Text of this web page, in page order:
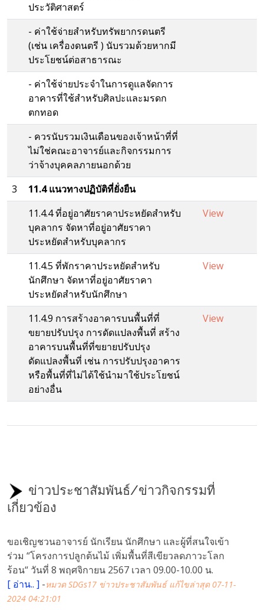
ประวัติศาสตร์
- ค่าใช้จ่ายสำหรับทรัพยากรดนตรี
(เช่น เครื่องดนตรี ) นับรวมด้วยหากมี
ประโยชน์ต่อสาธารณะ
- ค่าใช้จ่ายประจำในการดูแลจัดการ
อาคารที่ใช้สำหรับศิลปะและมรดก
ตกทอด
- ควรนับรวมเงินเดือนของเจ้าหน้าที่ที่
ไม่ใช่คณะอาจารย์และกิจกรรมการ
ว่าจ้างบุคคลภายนอกด้วย
3
11.4 แนวทางปฏิบัติที่ยั่งยืน
11.4.4 ที่อยู่อาศัยราคาประหยัดสำหรับ
บุคลากร จัดหาที่อยู่อาศัยราคา
ประหยัดสำหรับบุคลากร
View
11.4.5 ที่พักราคาประหยัดสำหรับ
นักศึกษา จัดหาที่อยู่อาศัยราคา
ประหยัดสำหรับนักศึกษา
View
11.4.9 การสร้างอาคารบนพื้นที่ที่
ขยายปรับปรุง การดัดแปลงพื้นที่ สร้าง
อาคารบนพื้นที่ที่ขยายปรับปรุง
ดัดแปลงพื้นที่ เช่น การปรับปรุงอาคาร
หรือพื้นที่ที่ไม่ได้ใช้นำมาใช้ประโยชน์
อย่างอื่น
View
ข่าวประชาสัมพันธ์/ข่าวกิจกรรมที่
เกี่ยวข้อง
ขอเชิญชวนอาจารย์ นักเรียน นักศึกษา และผู้ที่สนใจเข้า
ร่วม “โครงการปลูกต้นไม้ เพิ่มพื้นที่สีเขียวลดภาวะโลก
ร้อน“ วันที่ 8 พฤศจิกายน 2567 เวลา 09.00-10.00 น.
[ อ่าน.. ] -หมวด SDGs17 ข่าวประชาสัมพันธ์ แก้ไขล่าสุด 07-11-
2024 04:21:01